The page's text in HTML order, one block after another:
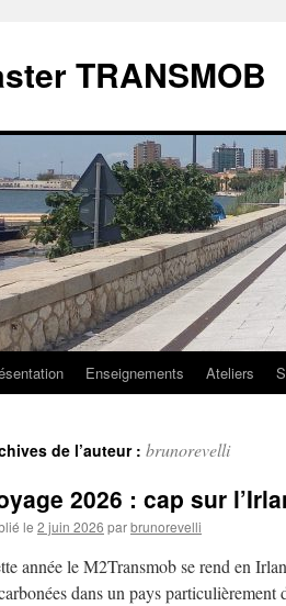
TRANSMOB
Enseignements Ateliers
de l’auteur : brunorevelli
2026 : cap sur
le 2 juin 2026 parbrunorevelli
année le M2Transmob se rend en
dans un pays